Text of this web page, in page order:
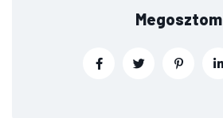
Megosztom